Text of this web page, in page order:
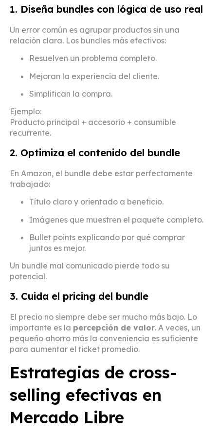
1. Diseña bundles con lógica de uso real
Un error común es agrupar productos sin una
relación clara. Los bundles más efectivos:
Resuelven un problema completo.
Mejoran la experiencia del cliente.
Simplifican la compra.
Ejemplo:
Producto principal + accesorio + consumible
recurrente.
2. Optimiza el contenido del bundle
En Amazon, el bundle debe estar perfectamente
trabajado:
Título claro y orientado a beneficio.
Imágenes que muestren el paquete completo.
Bullet points explicando por qué comprar
juntos es mejor.
Un bundle mal comunicado pierde todo su
potencial.
3. Cuida el pricing del bundle
El precio no siempre debe ser mucho más bajo. Lo
importante es la percepción de valor. A veces, un
pequeño ahorro más la conveniencia es suficiente
para aumentar el ticket promedio.
Estrategias de cross-
selling efectivas en
Mercado Libre